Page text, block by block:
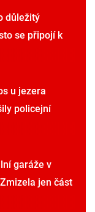
důležitý
se připojí k
u jezera
policejní
garáže v
jen část